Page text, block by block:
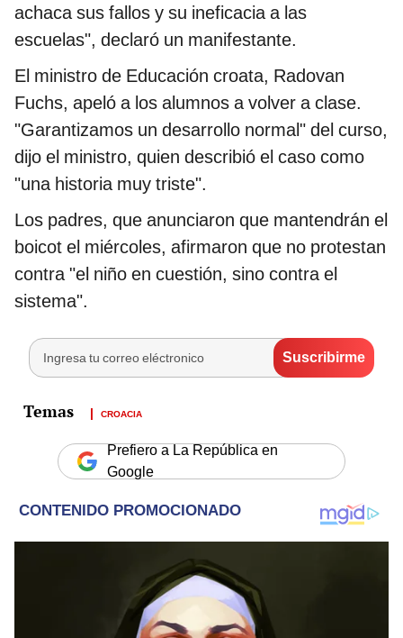
achaca sus fallos y su ineficacia a las
escuelas", declaró un manifestante.
El ministro de Educación croata, Radovan
Fuchs, apeló a los alumnos a volver a clase.
"Garantizamos un desarrollo normal" del curso,
dijo el ministro, quien describió el caso como
"una historia muy triste".
Los padres, que anunciaron que mantendrán el
boicot el miércoles, afirmaron que no protestan
contra "el niño en cuestión, sino contra el
sistema".
CROACIA
Prefiero a La República en
Google